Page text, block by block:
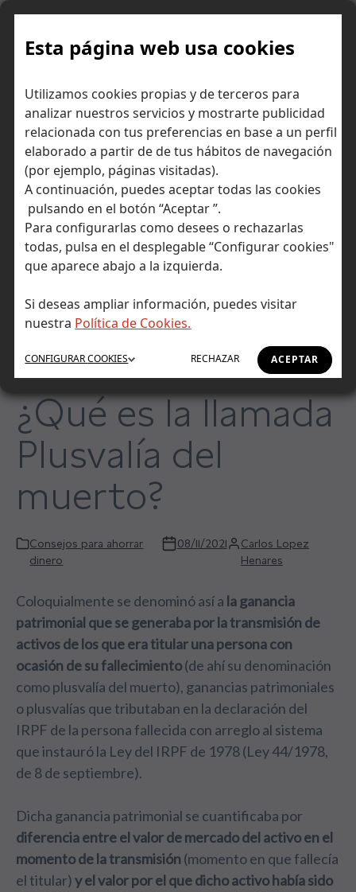
Esta página web usa cookies
Utilizamos cookies propias y de terceros para
analizar nuestros servicios y mostrarte publicidad
relacionada con tus preferencias en base a un perfil
elaborado a partir de de tus hábitos de navegación
(por ejemplo, páginas visitadas).
A continuación, puedes aceptar todas las cookies
pulsando en el botón “Aceptar ”.
Para configurarlas como desees o rechazarlas
todas, pulsa en el desplegable “Configurar cookies"
que aparece abajo a la izquierda.
Si deseas ampliar información, puedes visitar
nuestra Política de Cookies.
ACEPTAR
RECHAZAR
CONFIGURARCOOKIES
Skip
Inicio Consejos para ahorrar dinero
Plusvalía del muerto?
¿Qué es la llamada
Plusvalía del
muerto?
Consejos para ahorrar
dinero
08/11/2021
Carlos Lopez
Henares
Coloquialmente se denominó así a la ganancia
patrimonial que se generaba por la transmisión de
activos de los que era titular una persona con
ocasión de su fallecimiento(de ahí su denominación
como plusvalía del muerto), ganancias patrimoniales
o plusvalías que tributaban en la declaración del
IRPF de la persona fallecida con arreglo al sistema
que instauró la Ley del IRPF de 1978 (Ley 44/1978,
de 8 de septiembre).
Dicha ganancia patrimonial se cuantificaba por
diferencia entre el valor de mercado del activo en el
momento de la transmisión (momento en que fallecía
el titular)y el valor por el que dicho activo había sido